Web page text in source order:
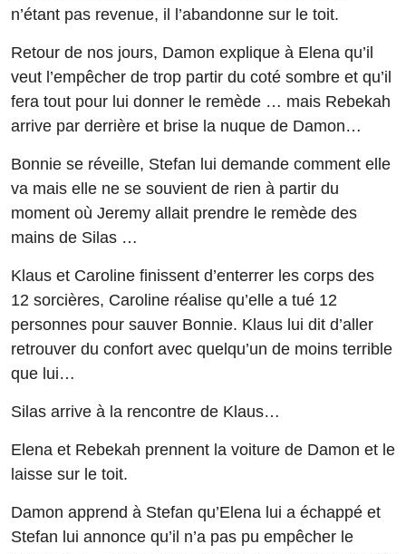
n’étant pas revenue, il l’abandonne sur le toit.
Retour de nos jours, Damon explique à Elena qu’il
veut l’empêcher de trop partir du coté sombre et qu’il
fera tout pour lui donner le remède … mais Rebekah
arrive par derrière et brise la nuque de Damon…
Bonnie se réveille, Stefan lui demande comment elle
va mais elle ne se souvient de rien à partir du
moment où Jeremy allait prendre le remède des
mains de Silas …
Klaus et Caroline finissent d’enterrer les corps des
12 sorcières, Caroline réalise qu’elle a tué 12
personnes pour sauver Bonnie. Klaus lui dit d’aller
retrouver du confort avec quelqu’un de moins terrible
que lui…
Silas arrive à la rencontre de Klaus…
Elena et Rebekah prennent la voiture de Damon et le
laisse sur le toit.
Damon apprend à Stefan qu’Elena lui a échappé et
Stefan lui annonce qu’il n’a pas pu empêcher le